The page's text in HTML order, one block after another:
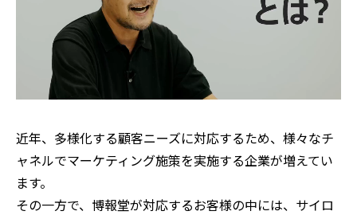
近年、多様化する顧客ニーズに対応するため、 様々なチ
ャネルでマーケティング施策を実施する企業が増えてい
ます。
その一方で、博報堂が対応するお客様の中には、サイロ